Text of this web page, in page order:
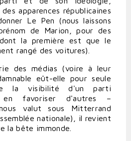
apparences républicaines
Le Pen (nous laissons
de Marion, pour des
la première est que le
rangé des voitures).
des médias (voire à leur
eût-elle pour seule
la visibilité d'un parti
en favoriser d'autres –
valut sous Mitterrand
nationale), il revient
la bête immonde.